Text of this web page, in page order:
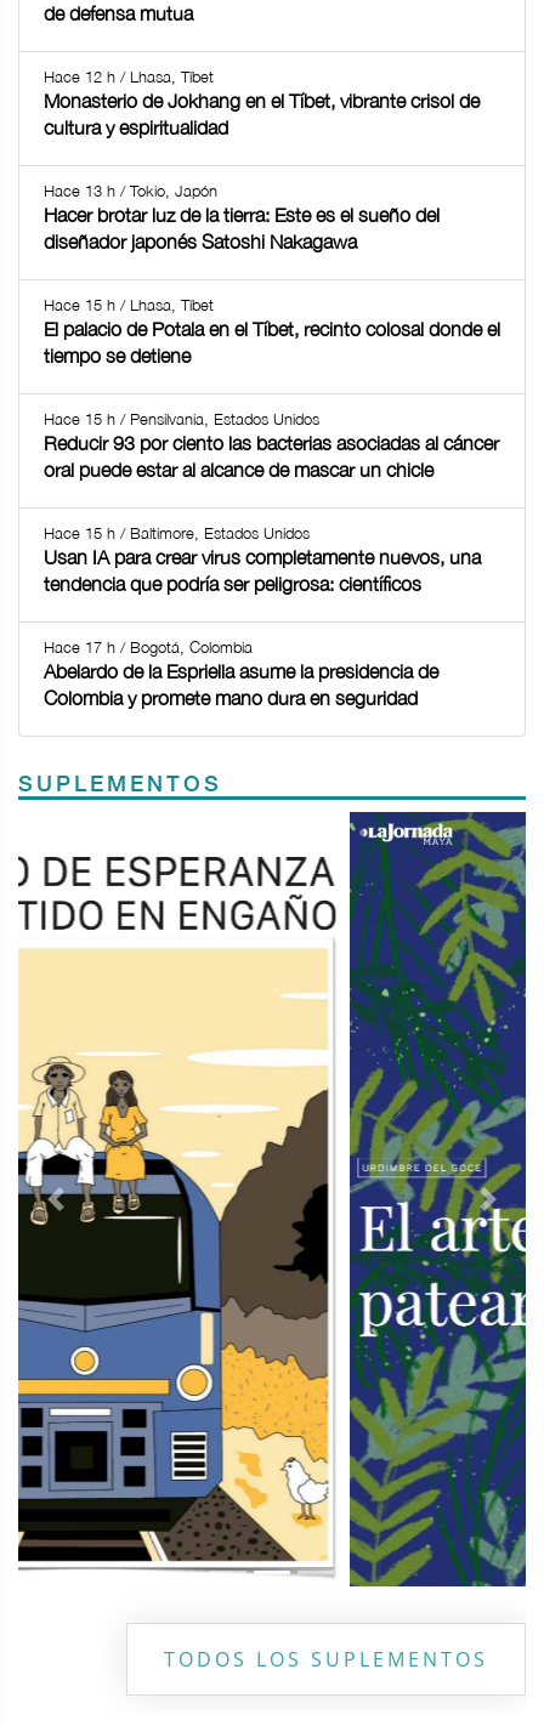
de defensa mutua
Hace 12 h / Lhasa, Tíbet
Monasterio de Jokhang en el Tíbet, vibrante crisol de
cultura y espiritualidad
Hace 13 h / Tokio, Japón
Hacer brotar luz de la tierra: Este es el sueño del
diseñador japonés Satoshi Nakagawa
Hace 15 h / Lhasa, Tíbet
El palacio de Potala en el Tíbet, recinto colosal donde el
tiempo se detiene
Hace 15 h / Pensilvania, Estados Unidos
Reducir 93 por ciento las bacterias asociadas al cáncer
oral puede estar al alcance de mascar un chicle
Hace 15 h / Baltimore, Estados Unidos
Usan IA para crear virus completamente nuevos, una
tendencia que podría ser peligrosa: científicos
Hace 17 h / Bogotá, Colombia
Abelardo de la Espriella asume la presidencia de
Colombia y promete mano dura en seguridad
SUPLEMENTOS
Previous Next
TODOS LOS SUPLEMENTOS